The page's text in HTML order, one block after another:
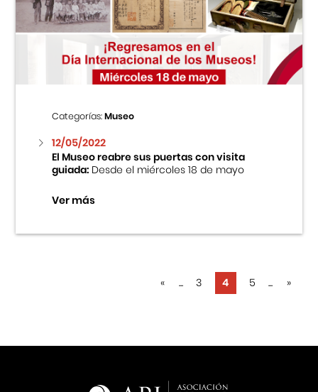
Categorías:Museo
12/05/2022
El Museo reabre sus puertas con visita
guiada:Desde el miércoles 18 de mayo
Ver más
« ... 3 4 5 ... »